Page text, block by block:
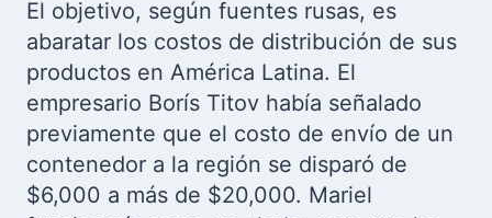
El objetivo, según fuentes rusas, es
abaratar los costos de distribución de sus
productos en América Latina. El
empresario Borís Titov había señalado
previamente que el costo de envío de un
contenedor a la región se disparó de
$6,000 a más de $20,000. Mariel